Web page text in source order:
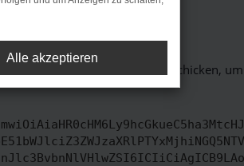
unterstützt werden.
Du kannst uns diesen Text schicken,
Alle akzeptieren